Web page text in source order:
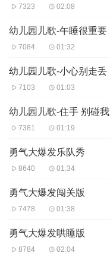
7323 02:08
幼儿园儿歌-午睡很重要
7084 01:32
幼儿园儿歌-小心别走丢
7103 01:03
幼儿园儿歌-住手 别碰我
7381 01:19
勇气大爆发乐队秀
8640 01:34
勇气大爆发闯关版
7478 01:38
勇气大爆发哄睡版
8784 02:04